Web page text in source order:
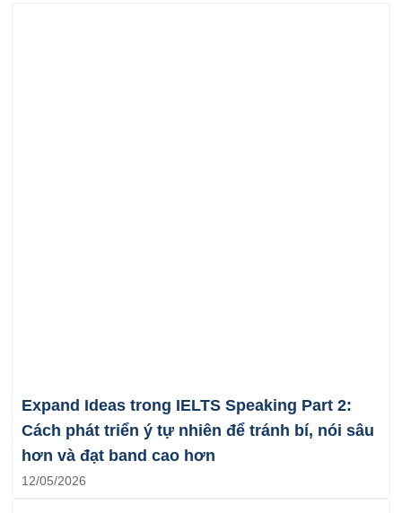
Expand Ideas trong IELTS Speaking Part 2:
Cách phát triển ý tự nhiên để tránh bí, nói sâu
hơn và đạt band cao hơn
12/05/2026